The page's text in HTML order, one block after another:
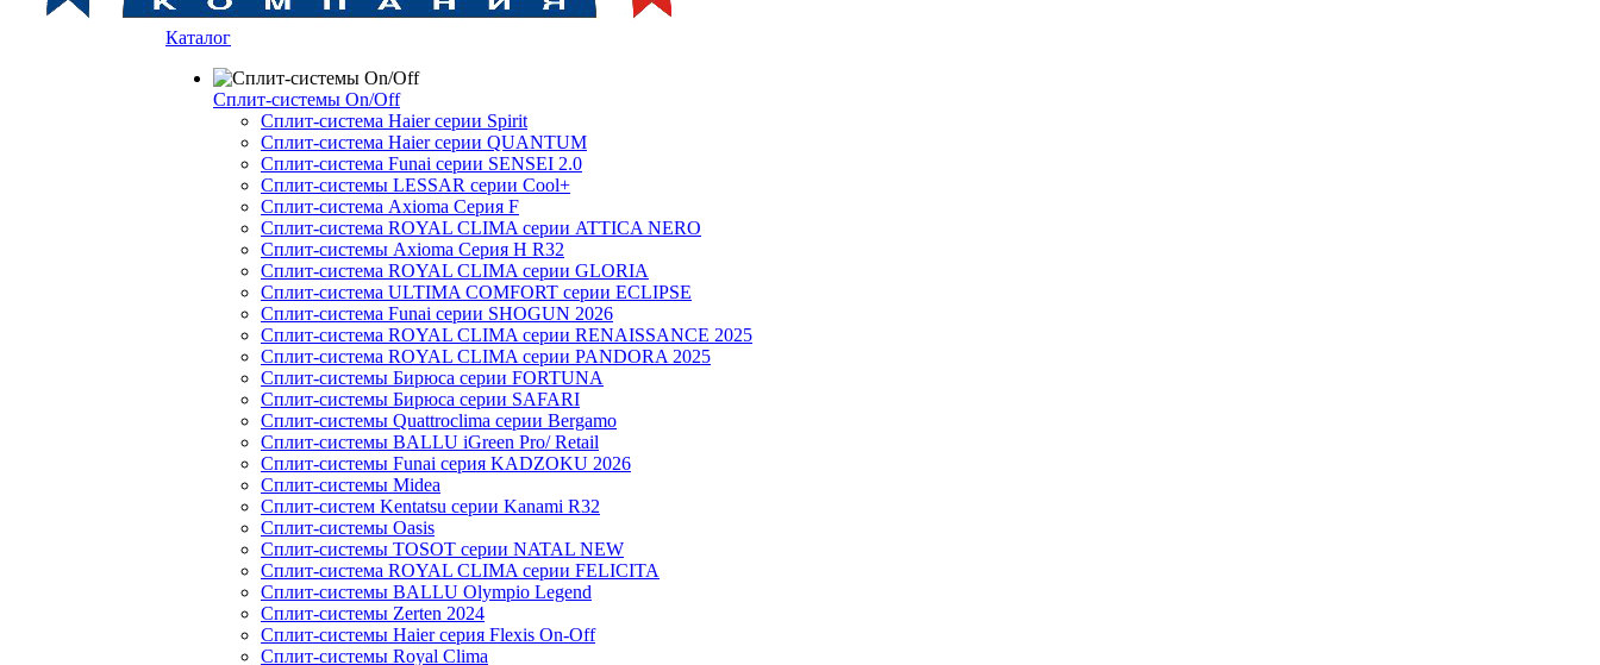
Каталог
Сплит-системы On/Off
Сплит-система Haier серии Spirit
Сплит-система Haier серии QUANTUM
Сплит-система Funai серии SENSEI 2.0
Сплит-системы LESSAR серии Cool+
Сплит-система Axioma Серия F
Сплит-система ROYAL CLIMA серии ATTICA NERO
Сплит-системы Axioma Серия H R32
Сплит-система ROYAL CLIMA серии GLORIA
Сплит-система ULTIMA COMFORT серии ECLIPSE
Сплит-система Funai серии SHOGUN 2026
Сплит-система ROYAL CLIMA серии RENAISSANCE 2025
Сплит-система ROYAL CLIMA серии PANDORA 2025
Сплит-системы Бирюса серии FORTUNA
Сплит-системы Бирюса серии SAFARI
Сплит-системы Quattroclima серии Bergamo
Сплит-системы BALLU iGreen Pro/ Retail
Сплит-системы Funai серия KADZOKU 2026
Сплит-системы Midea
Сплит-систем Kentatsu серии Kanami R32
Сплит-системы Oasis
Сплит-системы TOSOT серии NATAL NEW
Сплит-система ROYAL CLIMA серии FELICITA
Сплит-системы BALLU Olympio Legend
Сплит-системы Zerten 2024
Сплит-системы Haier серия Flexis On-Off
Сплит-системы Royal Clima